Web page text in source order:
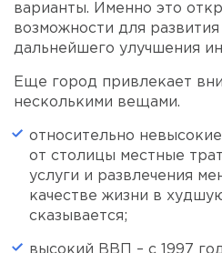
варианты. Именно это
возможности для
дальнейшего улучшения
Еще город привлекает
несколькими вещами.
относительно
от столицы местные
услуги и развлечения
качестве жизни в
сказывается;
высокий ВВП – с 1997